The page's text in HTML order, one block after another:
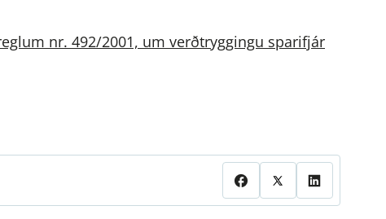
nr. 492/2001, um verðtryggingu sparifjár